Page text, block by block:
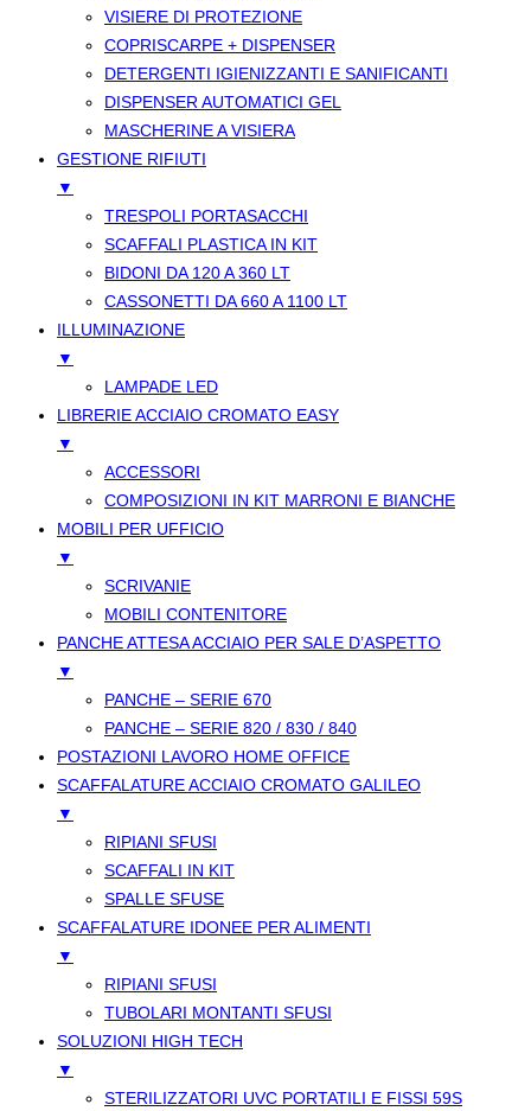
VISIERE DI PROTEZIONE
COPRISCARPE + DISPENSER
DETERGENTI IGIENIZZANTI E SANIFICANTI
DISPENSER AUTOMATICI GEL
MASCHERINE A VISIERA
GESTIONE RIFIUTI
▼
TRESPOLI PORTASACCHI
SCAFFALI PLASTICA IN KIT
BIDONI DA 120 A 360 LT
CASSONETTI DA 660 A 1100 LT
ILLUMINAZIONE
▼
LAMPADE LED
LIBRERIE ACCIAIO CROMATO EASY
▼
ACCESSORI
COMPOSIZIONI IN KIT MARRONI E BIANCHE
MOBILI PER UFFICIO
▼
SCRIVANIE
MOBILI CONTENITORE
PANCHE ATTESA ACCIAIO PER SALE D’ASPETTO
▼
PANCHE – SERIE 670
PANCHE – SERIE 820 / 830 / 840
POSTAZIONI LAVORO HOME OFFICE
SCAFFALATURE ACCIAIO CROMATO GALILEO
▼
RIPIANI SFUSI
SCAFFALI IN KIT
SPALLE SFUSE
SCAFFALATURE IDONEE PER ALIMENTI
▼
RIPIANI SFUSI
TUBOLARI MONTANTI SFUSI
SOLUZIONI HIGH TECH
▼
STERILIZZATORI UVC PORTATILI E FISSI 59S